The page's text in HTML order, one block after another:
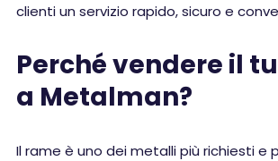
clienti un servizio rapido, sicuro e
Perché vendere il
a Metalman?
Il rame è uno dei metalli più richiesti e